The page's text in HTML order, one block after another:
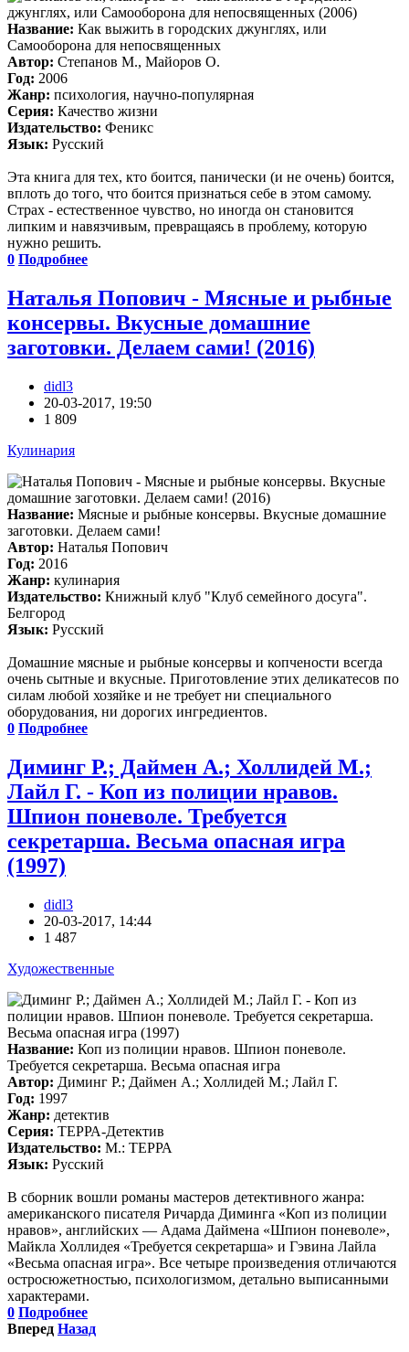
Название: Как выжить в городских джунглях, или
Самооборона для непосвященных
Автор: Степанов М., Майоров О.
Год: 2006
Жанр: психология, научно-популярная
Серия: Качество жизни
Издательство: Феникс
Язык: Русский
Эта книга для тех, кто боится, панически (и не очень) боится,
вплоть до того, что боится признаться себе в этом самому.
Страх - естественное чувство, но иногда он становится
липким и навязчивым, превращаясь в проблему, которую
нужно решить.
0 Подробнее
Наталья Попович - Мясные и рыбные
консервы. Вкусные домашние
заготовки. Делаем сами! (2016)
didl3
20-03-2017, 19:50
1 809
Кулинария
Название: Мясные и рыбные консервы. Вкусные домашние
заготовки. Делаем сами!
Автор: Наталья Попович
Год: 2016
Жанр: кулинария
Издательство: Книжный клуб "Клуб семейного досуга".
Белгород
Язык: Русский
Домашние мясные и рыбные консервы и копчености всегда
очень сытные и вкусные. Приготовление этих деликатесов по
силам любой хозяйке и не требует ни специального
оборудования, ни дорогих ингредиентов.
0 Подробнее
Диминг Р.; Даймен А.; Холлидей M.;
Лайл Г. - Коп из полиции нравов.
Шпион поневоле. Требуется
секретарша. Весьма опасная игра
(1997)
didl3
20-03-2017, 14:44
1 487
Художественные
Название: Коп из полиции нравов. Шпион поневоле.
Требуется секретарша. Весьма опасная игра
Автор: Диминг Р.; Даймен А.; Холлидей M.; Лайл Г.
Год: 1997
Жанр: детектив
Серия: ТЕРРА-Детектив
Издательство: М.: ТЕРРА
Язык: Русский
В сборник вошли романы мастеров детективного жанра:
американского писателя Ричарда Диминга «Коп из полиции
нравов», английских — Адама Даймена «Шпион поневоле»,
Майкла Холлидея «Требуется секретарша» и Гэвина Лайла
«Весьма опасная игра». Все четыре произведения отличаются
остросюжетностью, психологизмом, детально выписанными
характерами.
0 Подробнее
Вперед Назад